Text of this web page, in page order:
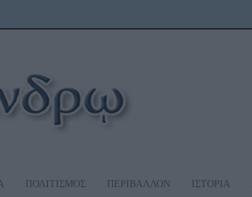
ΠΟΛΙΤΙΣΜΟΣ ΠΕΡΙΒΑΛΛΟΝ ΙΣΤΟΡΙΑ